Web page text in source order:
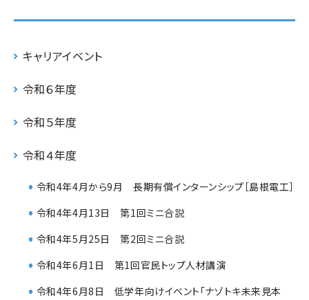
キャリアイベント
令和６年度
令和５年度
令和４年度
令和4年4月から9月 長期有償インターンシップ［島根電工］
令和4年4月13日 第1回ミニ合説
令和4年5月25日 第2回ミニ合説
令和4年6月1日 第1回官民トップ人材講演
令和4年6月8日 低学年向けイベント「ナゾトキ未来見本